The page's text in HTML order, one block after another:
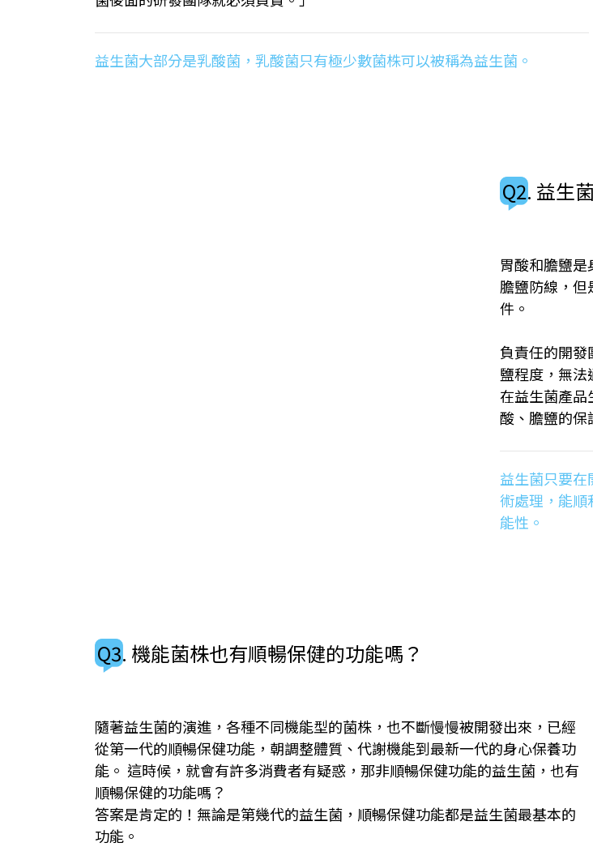
益生菌大部分是乳酸菌，乳酸菌只有極少數菌株可以被稱為益生菌。
Q2. 益生
胃酸和膽鹽
膽鹽防線，但
件。
負責任的開
鹽程度，無
在益生菌產
酸、膽鹽的保
益生菌只要
術處理，能順
能性。
Q3. 機能菌株也有順暢保健的功能嗎？
隨著益生菌的演進，各種不同機能型的菌株，也不斷慢慢被開發出來，已經
從第一代的順暢保健功能，朝調整體質、代謝機能到最新一代的身心保養功
能。 這時候，就會有許多消費者有疑惑，那非順暢保健功能的益生菌，也有
順暢保健的功能嗎？
答案是肯定的！無論是第幾代的益生菌，順暢保健功能都是益生菌最基本的
功能。